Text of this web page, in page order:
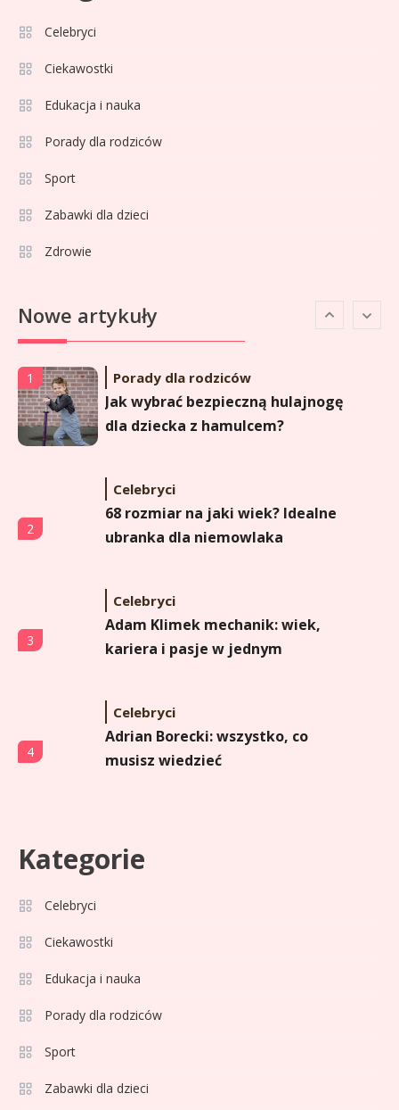
Celebryci
Ciekawostki
Edukacja i nauka
Porady dla rodziców
Sport
Zabawki dla dzieci
Zdrowie
Nowe artykuły
Adrian Borecki: wszystko, co
6
popularna influencerka?
1 Porady dla rodziców
Jak wybrać bezpieczną hulajnogę
dla dziecka z hamulcem?
2
Celebryci
68 rozmiar na jaki wiek? Idealne
ubranka dla niemowlaka
3
Celebryci
Adam Klimek mechanik: wiek,
kariera i pasje w jednym
4
Celebryci
Adrian Borecki: wszystko, co
musisz wiedzieć
5
Agata Adamek wiek: ile lat ma
znana dziennikarka?
6
popularna influencerka?
1
dla dziecka z hamulcem?
Kategorie
Celebryci
Ciekawostki
Edukacja i nauka
Porady dla rodziców
Sport
Zabawki dla dzieci